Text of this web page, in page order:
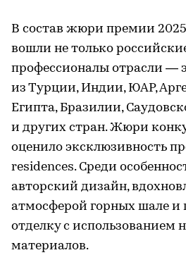
В состав жюри премии
вошли не только
профессионалы отрасли —
из Турции, Индии, ЮАР,
Египта, Бразилии,
и других стран. Жюри
оценило эксклюзивность
residences. Среди
авторский дизайн,
атмосферой горных шале и
отделку с использованием
материалов.